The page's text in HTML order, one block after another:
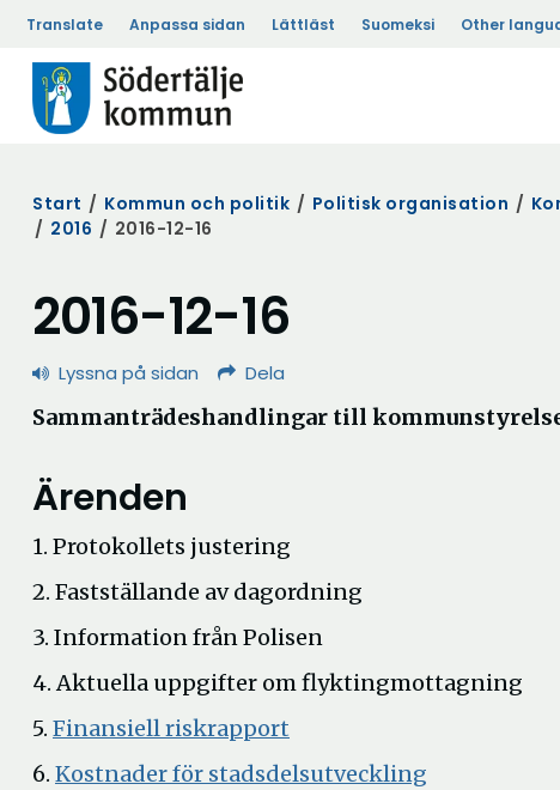
Translate Anpassa sidan Lättläst Suomeksi Other
Start / Kommun och politik / Politisk organisation /
/ 2016 / 2016-12-16
2016-12-16
Lyssna på sidan Dela
Sammanträdeshandlingar till
Ärenden
1. Protokollets justering
2. Fastställande av dagordning
3. Information från Polisen
4. Aktuella uppgifter om flyktingmottagning
5. Finansiell riskrapport
i
6. Kostnader för stadsdelsutveckling